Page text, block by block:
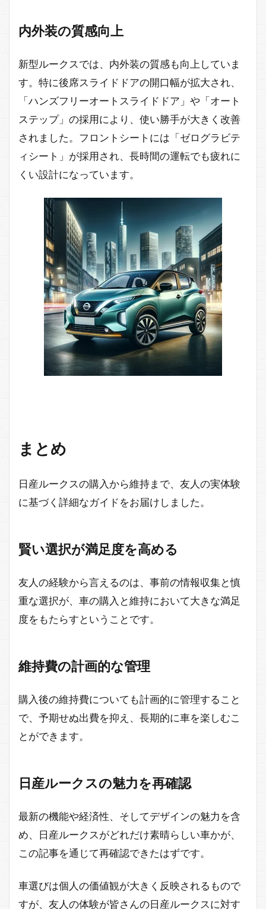
内外装の質感向上
新型ルークスでは、内外装の質感も向上していま
す。特に後席スライドドアの開口幅が拡大され、
「ハンズフリーオートスライドドア」や「オート
ステップ」の採用により、使い勝手が大きく改善
されました。フロントシートには「ゼログラビテ
ィシート」が採用され、長時間の運転でも疲れに
くい設計になっています。
まとめ
日産ルークスの購入から維持まで、友人の実体験
に基づく詳細なガイドをお届けしました。
賢い選択が満足度を高める
友人の経験から言えるのは、事前の情報収集と慎
重な選択が、車の購入と維持において大きな満足
度をもたらすということです。
維持費の計画的な管理
購入後の維持費についても計画的に管理すること
で、予期せぬ出費を抑え、長期的に車を楽しむこ
とができます。
日産ルークスの魅力を再確認
最新の機能や経済性、そしてデザインの魅力を含
め、日産ルークスがどれだけ素晴らしい車かが、
この記事を通じて再確認できたはずです。
車選びは個人の価値観が大きく反映されるもので
すが、友人の体験が皆さんの日産ルークスに対す